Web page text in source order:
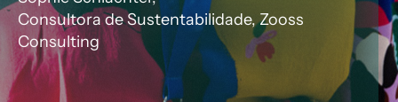
Consultora de Sustentabilidade, Zooss
Consulting